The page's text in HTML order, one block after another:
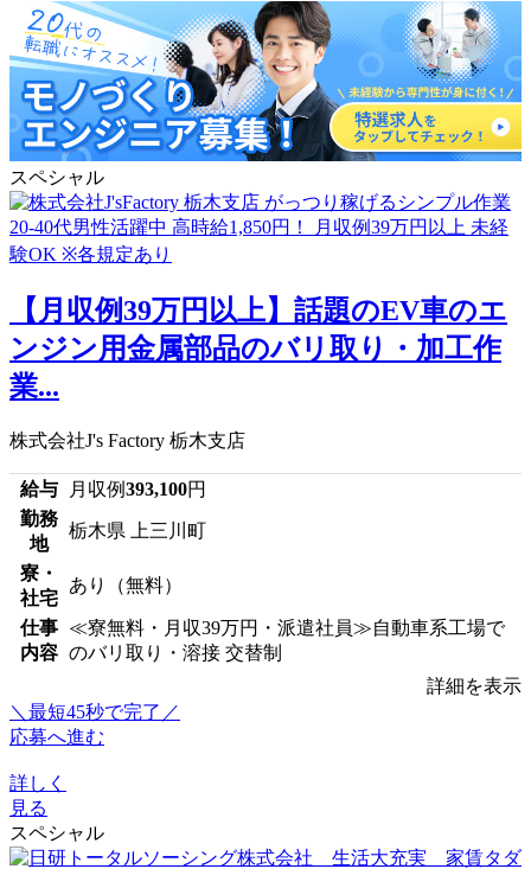
スペシャル
【月収例39万円以上】話題のEV車のエ
ンジン用金属部品のバリ取り・加工作
業...
株式会社J's Factory 栃木支店
給与 月収例393,100円
勤務
地
栃木県 上三川町
寮・
社宅
あり（無料）
仕事
内容
≪寮無料・月収39万円・派遣社員≫自動車系工場で
のバリ取り・溶接 交替制
詳細を表示
＼最短45秒で完了／
応募へ進む
詳しく
見る
スペシャル